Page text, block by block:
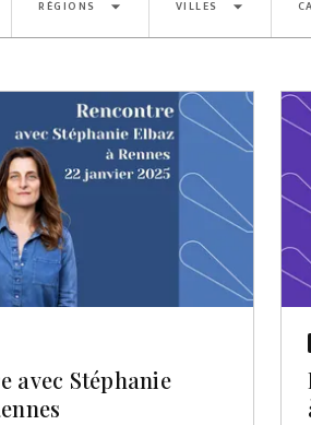
RÉGIONS arrow_drop_down VILLES arrow_drop_down
avec Stéphanie